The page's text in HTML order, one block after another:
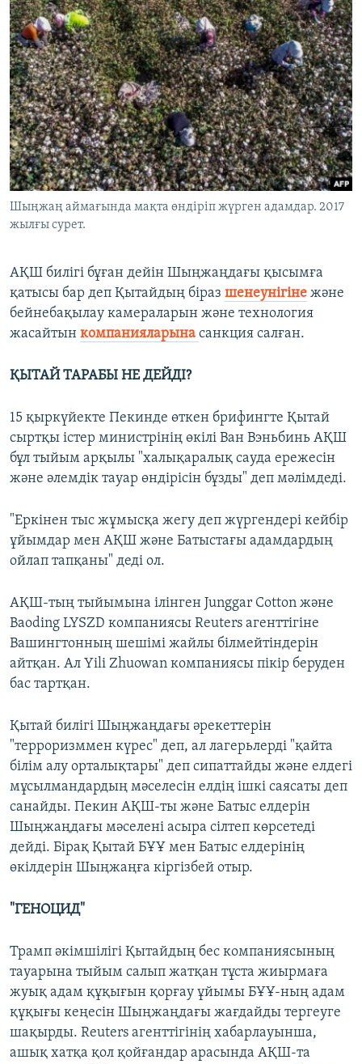
Шыңжаң аймағында мақта өндіріп жүрген адамдар. 2017
жылғы сурет.
АҚШ билігі бұған дейін Шыңжаңдағы қысымға
қатысы бар деп Қытайдың біраз шенеунігіне және
бейнебақылау камераларын және технология
жасайтын компанияларына санкция салған.
ҚЫТАЙ ТАРАБЫ НЕ ДЕЙДІ?
15 қыркүйекте Пекинде өткен брифингте Қытай
сыртқы істер министрінің өкілі Ван Вэньбинь АҚШ
бұл тыйым арқылы "халықаралық сауда ережесін
және әлемдік тауар өндірісін бұзды" деп мәлімдеді.
"Еркінен тыс жұмысқа жегу деп жүргендері кейбір
ұйымдар мен АҚШ және Батыстағы адамдардың
ойлап тапқаны" деді ол.
АҚШ-тың тыйымына ілінген Junggar Cotton және
Baoding LYSZD компаниясы Reuters агенттігіне
Вашингтонның шешімі жайлы білмейтіндерін
айтқан. Ал Yili Zhuowan компаниясы пікір беруден
бас тартқан.
Қытай билігі Шыңжаңдағы әрекеттерін
"терроризммен күрес" деп, ал лагерьлерді "қайта
білім алу орталықтары" деп сипаттайды және елдегі
мұсылмандардың мәселесін елдің ішкі саясаты деп
санайды. Пекин АҚШ-ты және Батыс елдерін
Шыңжаңдағы мәселені асыра сілтеп көрсетеді
дейді. Бірақ Қытай БҰҰ мен Батыс елдерінің
өкілдерін Шыңжаңға кіргізбей отыр.
"ГЕНОЦИД"
Трамп әкімшілігі Қытайдың бес компаниясының
тауарына тыйым салып жатқан тұста жиырмаға
жуық адам құқығын қорғау ұйымы БҰҰ-ның адам
құқығы кеңесін Шыңжаңдағы жағдайды тергеуге
шақырды. Reuters агенттігінің хабарлауынша,
ашық хатқа қол қойғандар арасында АҚШ-та